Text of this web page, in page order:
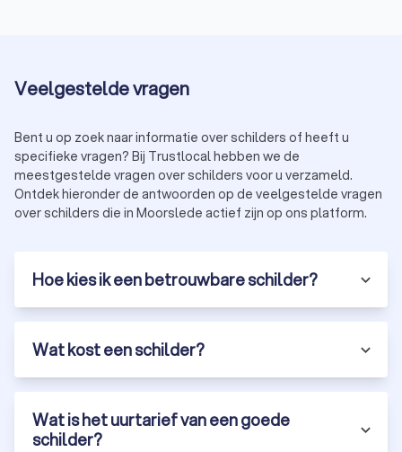
Veelgestelde vragen
Bent u op zoek naar informatie over schilders of heeft u
specifieke vragen? Bij Trustlocal hebben we de
meestgestelde vragen over schilders voor u verzameld.
Ontdek hieronder de antwoorden op de veelgestelde vragen
over schilders die in Moorslede actief zijn op ons platform.
Hoe kies ik een betrouwbare schilder?
Wat kost een schilder?
Wat is het uurtarief van een goede
schilder?